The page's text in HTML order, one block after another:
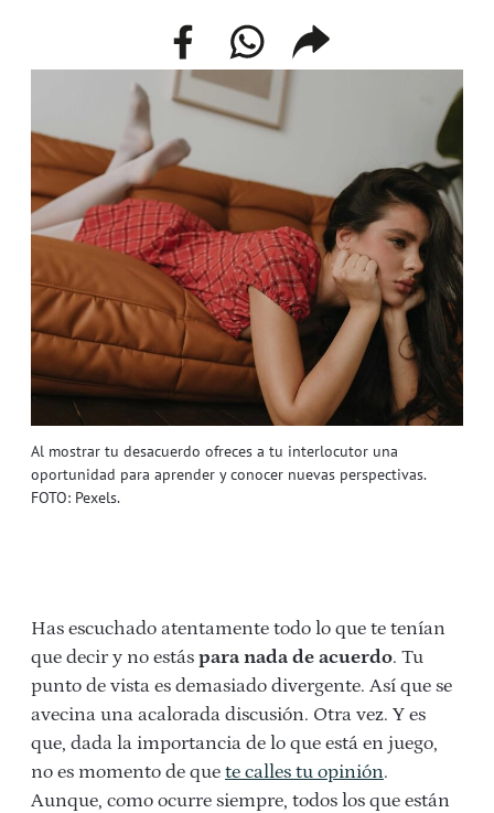
Al mostrar tu desacuerdo ofreces a tu interlocutor una
oportunidad para aprender y conocer nuevas perspectivas.
FOTO: Pexels.
facebookwhatsappcompartir
enlace
Has escuchado atentamente todo lo que te tenían
que decir y no estás para nada de acuerdo. Tu
punto de vista es demasiado divergente. Así que se
avecina una acalorada discusión. Otra vez. Y es
que, dada la importancia de lo que está en juego,
no es momento de que te calles tu opinión.
Aunque, como ocurre siempre, todos los que están